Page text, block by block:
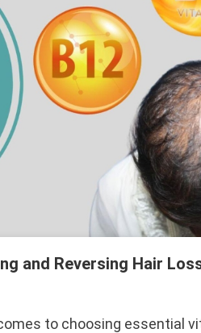
and Reversing Hair
to choosing essential